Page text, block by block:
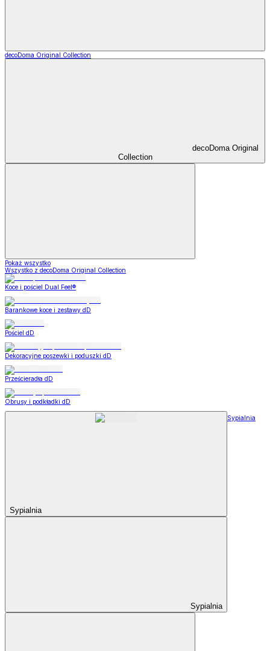
decoDoma Original Collection
decoDoma Original
Collection
Pokaż wszystko
Wszystko z decoDoma Original Collection
Koce i pościel Dual Feel®
Barankowe koce i zestawy dD
Pościel dD
Dekoracyjne poszewki i poduszki dD
Prześcieradła dD
Obrusy i podkładki dD
Sypialnia
Sypialnia
Sypialnia